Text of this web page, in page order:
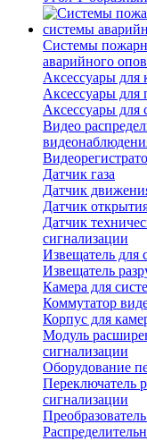
Системы
аварийного
Аксессуары для
Аксессуары для
Аксессуары для
Видео
Датчик газа
Датчик
Датчик
Датчик
сигнализации
Извещатель для
Извещатель
Камера для
Коммутатор
Корпус для
Модуль
сигнализации
Оборудование
Переключатель
сигнализации